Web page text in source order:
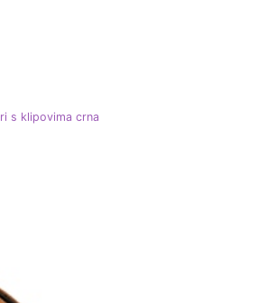
s klipovima crna